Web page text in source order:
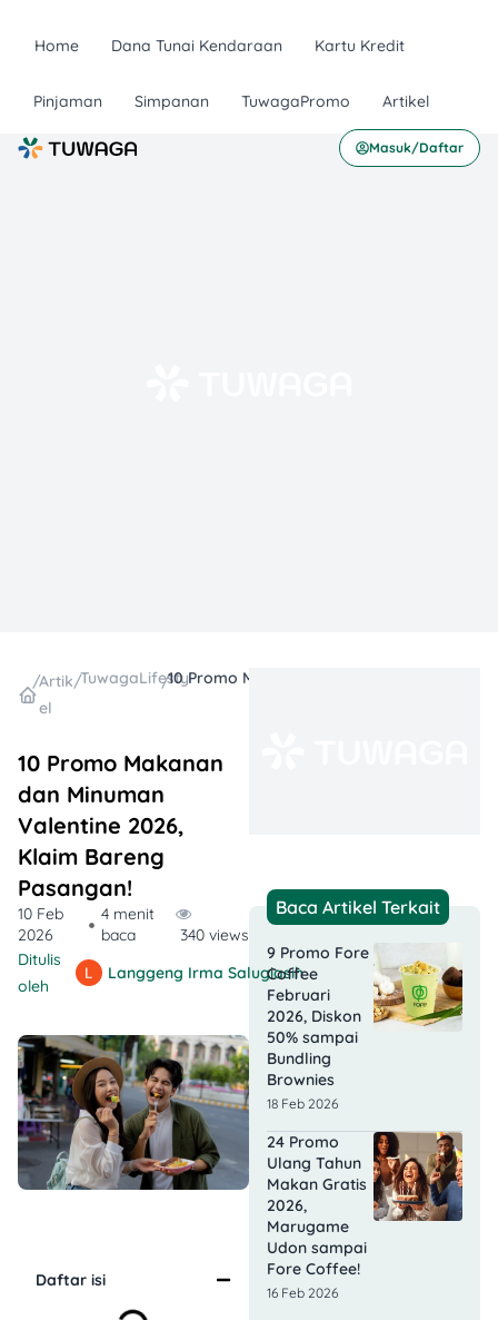
Home Dana Tunai Kendaraan Kartu Kredit
Pinjaman Simpanan TuwagaPromo Artikel
Masuk/Daftar
/Artik
el
/TuwagaLifestyle
/
10 Promo Makanan
dan Minuman
Valentine 2026,
Klaim Bareng
Pasangan!
10 Feb
2026
4 menit
baca
340 views
Ditulis
oleh
Langgeng Irma Salugiasih
Daftar isi
Baca Artikel Terkait
9 Promo Fore
Coffee
Februari
2026, Diskon
50% sampai
Bundling
Brownies
18 Feb 2026
24 Promo
Ulang Tahun
Makan Gratis
2026,
Marugame
Udon sampai
Fore Coffee!
16 Feb 2026